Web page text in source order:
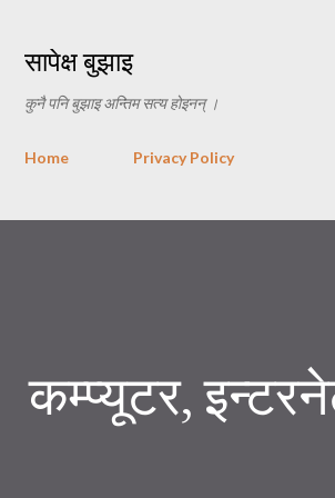
सापेक्ष बुझाइ
कुनै पनि बुझाइ अन्तिम सत्य होइनन् ।
Home Privacy Policy
कम्प्यूटर,